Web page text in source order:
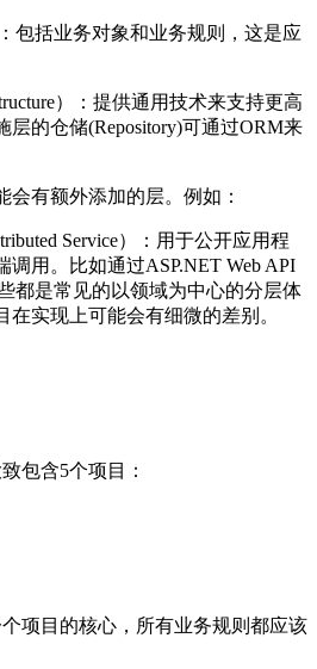
包括业务对象和业务规则，这是应
）：提供通用技术来支持更高
层的仓储(Repository)可通过ORM来
会有额外添加的层。例如：
Service）：用于公开应用程
调用。比如通过ASP.NET Web API
都是常见的以领域为中心的分层体
在实现上可能会有细微的差别。
包含5个项目：
项目的核心，所有业务规则都应该